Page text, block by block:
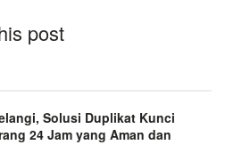
post
Solusi Duplikat Kunci
24 Jam yang Aman dan